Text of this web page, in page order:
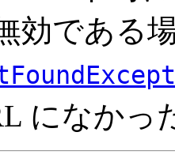
効である
になかっ